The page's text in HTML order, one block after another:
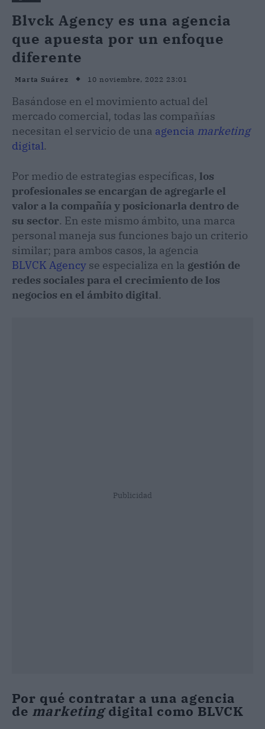
Blvck Agency es una agencia
que apuesta por un enfoque
diferente
Marta Suárez 10 noviembre, 2022 23:01
Basándose en el movimiento actual del
mercado comercial, todas las compañías
necesitan el servicio de una agencia marketing
digital.
Por medio de estrategias específicas, los
profesionales se encargan de agregarle el
valor a la compañía y posicionarla dentro de
su sector. En este mismo ámbito, una marca
personal maneja sus funciones bajo un criterio
similar; para ambos casos, la agencia
BLVCK Agency se especializa en la gestión de
redes sociales para el crecimiento de los
negocios en el ámbito digital.
Publicidad
Por qué contratar a una agencia
de marketingdigital como BLVCK